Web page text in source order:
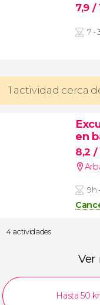
7,9 /
7 -
1 actividad cerca
en
8,2 /
9h
4 actividades
Ver
Hasta 50